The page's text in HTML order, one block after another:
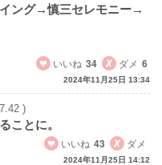
ング→慎三セレモニー→
いいね 34 ダメ 6
2024年11月25日 13:34
)
ことに。
いいね 43 ダメ
2024年11月25日 14:12